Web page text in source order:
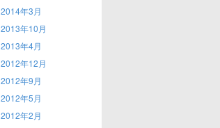
2014年3月
2013年10月
2013年4月
2012年12月
2012年9月
2012年5月
2012年2月